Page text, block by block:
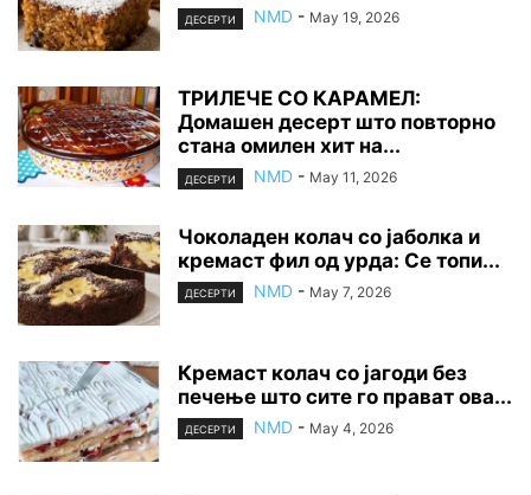
ДЕСЕРТИ NMD - May 19, 2026
ТРИЛЕЧЕ СО КАРАМЕЛ:
Домашен десерт што повторно
стана омилен хит на...
ДЕСЕРТИ NMD - May 11, 2026
Чоколаден колач со јаболка и
кремаст фил од урда: Се топи...
ДЕСЕРТИ NMD - May 7, 2026
Кремаст колач со јагоди без
печење што сите го прават ова...
ДЕСЕРТИ NMD - May 4, 2026